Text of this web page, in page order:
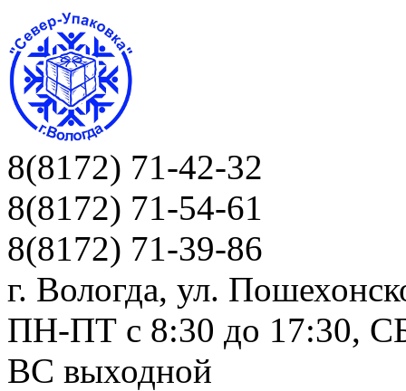
8(8172) 71-42-32
8(8172) 71-54-61
8(8172) 71-39-86
г. Вологда, ул.
ПН-ПТ c 8:30 до 17:30,
ВС выходной